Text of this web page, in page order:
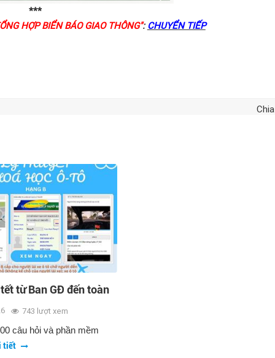
***
HỢP BIỂN BÁO GIAO THÔNG": CHUYỂN TIẾP
từ Ban GĐ đến toàn
giáo viên
743 lượt xem
câu hỏi và phần mềm
tiết